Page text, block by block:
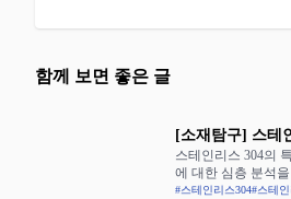
함께 보면 좋은 글
[소재탐구] 스테
알아보자
스테인리스 304의
에 대한 심층 분석
#스테인리스304#스테